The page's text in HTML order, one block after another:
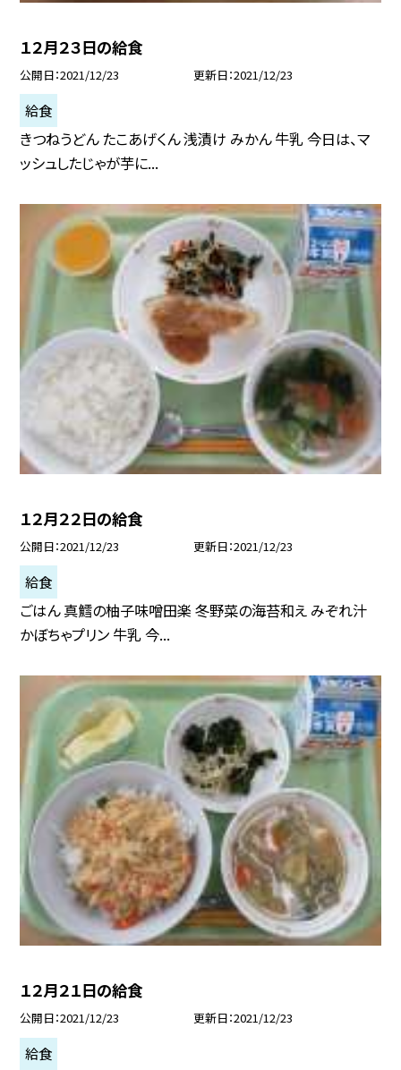
１２月２３日の給食
公開日 2021/12/23 更新日 2021/12/23
給食
きつねうどん たこあげくん 浅漬け みかん 牛乳 今日は、マ
ッシュしたじゃが芋に...
１２月２２日の給食
公開日 2021/12/23 更新日 2021/12/23
給食
ごはん 真鱈の柚子味噌田楽 冬野菜の海苔和え みぞれ汁
かぼちゃプリン 牛乳 今...
１２月２１日の給食
公開日 2021/12/23 更新日 2021/12/23
給食